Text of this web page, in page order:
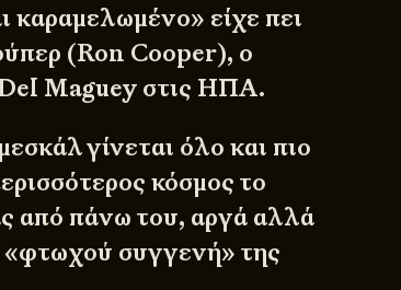
καραμελωμένο» είχε πει
(Ron Cooper), ο
Maguey στις ΗΠΑ.
γίνεται όλο και πιο
κόσμος το
από πάνω του, αργά αλλά
«φτωχού συγγενή» της